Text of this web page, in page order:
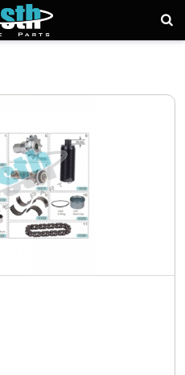
Стоимость